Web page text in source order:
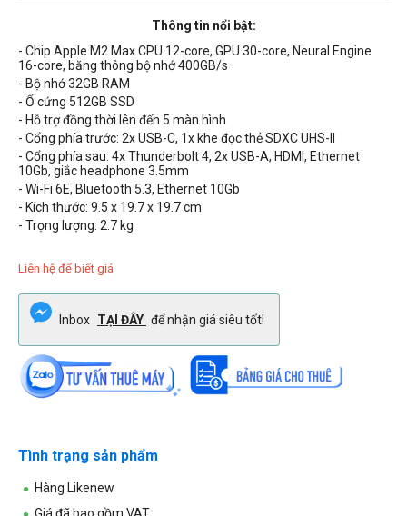
Thông tin nổi bật:
- Chip Apple M2 Max CPU 12-core, GPU 30-core, Neural Engine
16-core, băng thông bộ nhớ400GB/s
- Bộ nhớ 32GB RAM
- Ổ cứng 512GB SSD
- Hỗ trợ đồng thời lên đến 5 màn hình
- Cổng phía trước: 2x USB-C, 1x khe đọc thẻ SDXC UHS-II
- Cổng phía sau: 4x Thunderbolt 4, 2x USB-A, HDMI, Ethernet
10Gb, giắc headphone 3.5mm
- Wi-Fi 6E, Bluetooth 5.3, Ethernet 10Gb
- Kích thước: 9.5 x 19.7 x 19.7 cm
- Trọng lượng: 2.7 kg
Liên hệ để biết giá
Inbox TẠI ĐÂY để nhận giá siêu tốt!
Tình trạng sản phẩm
Hàng Likenew
Giá đã bao gồm VAT